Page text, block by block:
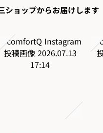
ショップからお届けします